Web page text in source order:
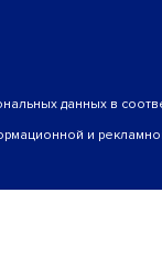
данных в
и